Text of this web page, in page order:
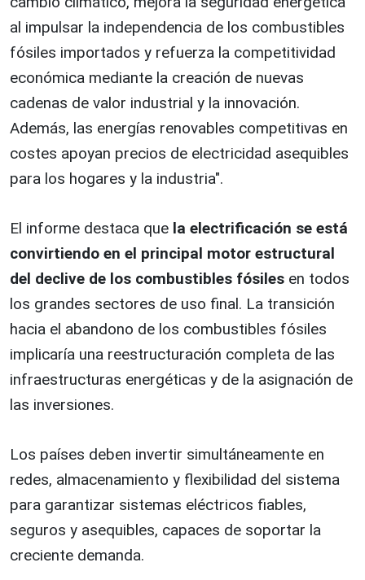
al impulsar la independencia de los combustibles
fósiles importados y refuerza la competitividad
económica mediante la creación de nuevas
cadenas de valor industrial y la innovación.
Además, las energías renovables competitivas en
costes apoyan precios de electricidad asequibles
para los hogares y la industria".
El informe destaca que la electrificación se está
convirtiendo en el principal motor estructural
del declive de los combustibles fósiles en todos
los grandes sectores de uso final. La transición
hacia el abandono de los combustibles fósiles
implicaría una reestructuración completa de las
infraestructuras energéticas y de la asignación de
las inversiones.
Los países deben invertir simultáneamente en
redes, almacenamiento y flexibilidad del sistema
para garantizar sistemas eléctricos fiables,
seguros y asequibles, capaces de soportar la
creciente demanda.